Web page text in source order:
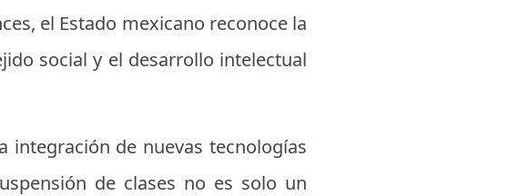
el Estado mexicano reconoce la
social y el desarrollo intelectual
integración de nuevas tecnologías
de clases no es solo un